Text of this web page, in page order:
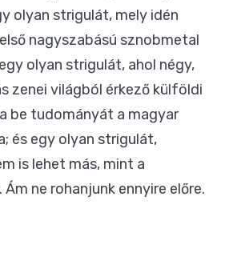
olyan strigulát, mely idén
nagyszabású sznobmetal
olyan strigulát, ahol négy,
zenei világból érkező külföldi
be tudományát a magyar
és egy olyan strigulát,
is lehet más, mint a
. Ám ne rohanjunk ennyire előre.